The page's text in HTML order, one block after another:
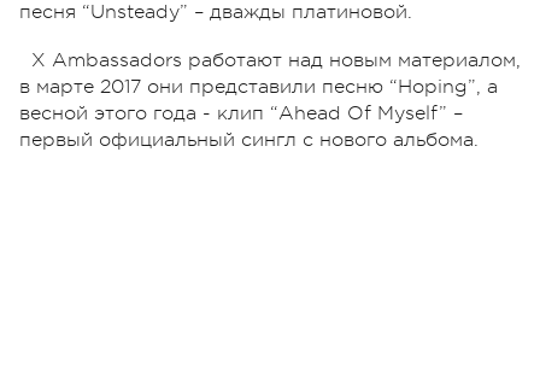
песня “Unsteady” – дважды платиновой.
X Ambassadors работают над новым материалом,
в марте 2017 они представили песню “Hoping”, а
весной этого года - клип “Ahead Of Myself” –
первый официальный сингл с нового альбома.